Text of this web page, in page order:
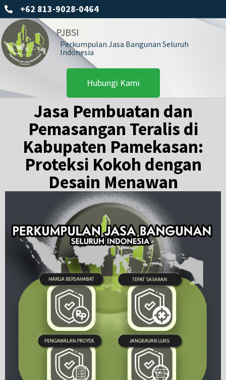
+62 813-9028-0464
PJBSI
Perkumpulan Jasa Bangunan Seluruh
Indonesia
Hubungi Kami
Jasa Pembuatan dan
Pemasangan Teralis di
Kabupaten Pamekasan:
Proteksi Kokoh dengan
Desain Menawan